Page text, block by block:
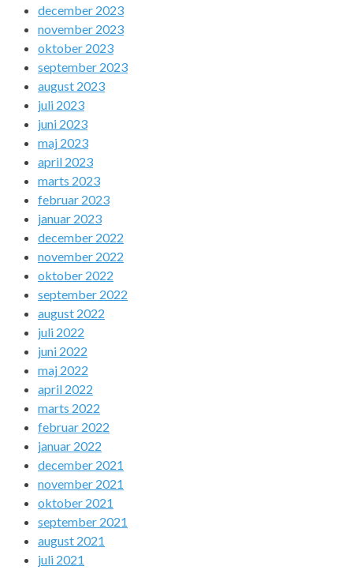
december 2023
november 2023
oktober 2023
september 2023
august 2023
juli 2023
juni 2023
maj 2023
april 2023
marts 2023
februar 2023
januar 2023
december 2022
november 2022
oktober 2022
september 2022
august 2022
juli 2022
juni 2022
maj 2022
april 2022
marts 2022
februar 2022
januar 2022
december 2021
november 2021
oktober 2021
september 2021
august 2021
juli 2021